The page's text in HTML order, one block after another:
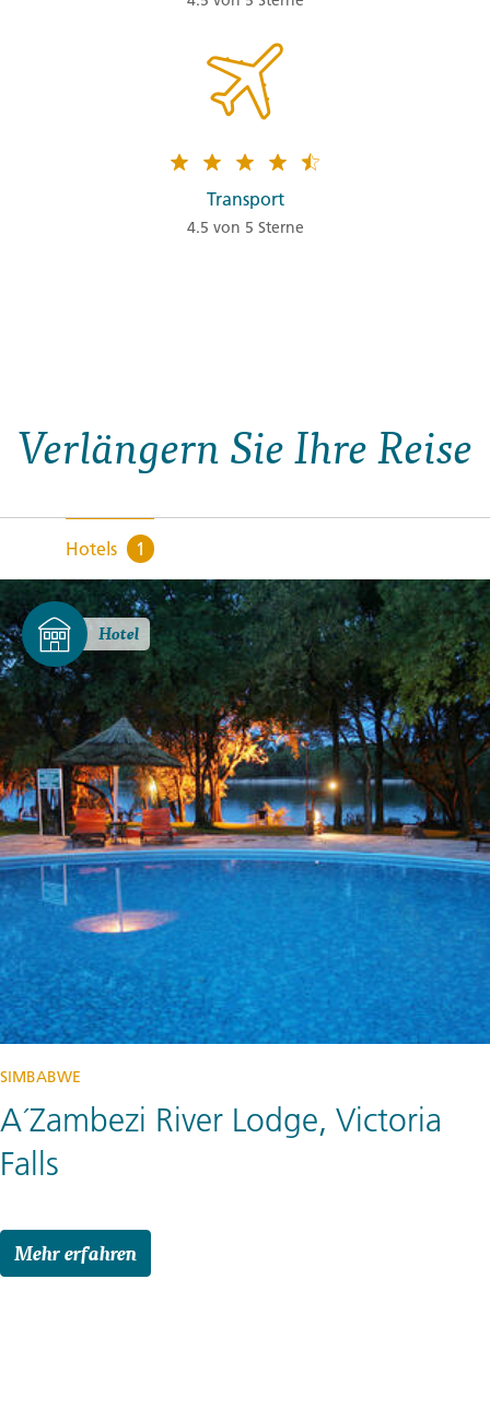
Transport
4.5 von 5 Sterne
Verlängern Sie Ihre Reise
Hotels 1
Hotel
SIMBABWE
A´Zambezi River Lodge, Victoria
Falls
Mehr erfahren